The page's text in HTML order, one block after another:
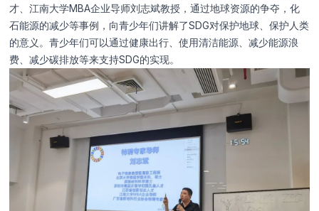
才、江南大学MBA企业导师刘志斌教授，通过地球资源的争夺，化
石能源的减少等事例，向青少年们讲解了SDG对保护地球、保护人类
的意义。青少年们可以通过健康出行、使用清洁能源、减少能源浪
费、减少碳排放等来支持SDG的实现。